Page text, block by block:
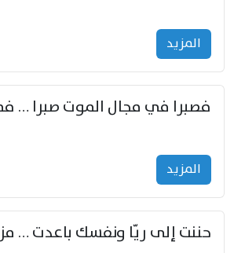
المزید
المزید